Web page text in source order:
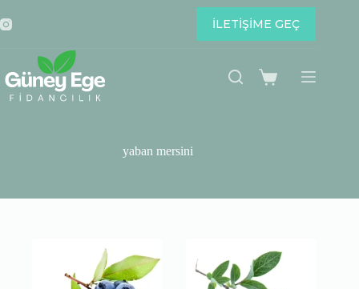
to
content
İLETİŞİME GEÇ
Shopping
yaban mersini